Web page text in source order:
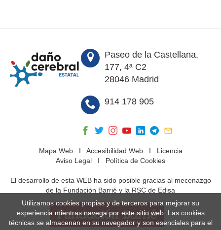
Paseo de la Castellana,
177, 4ª C2
28046 Madrid
914 178 905
Mapa WebI Accesibilidad WebI Licencia
Aviso Legal I Política de Cookies
El desarrollo de esta WEB ha sido posible gracias al mecenazgo
de la Fundación Barrié y la RSC de Edisa
Utilizamos cookies propias y de terceros para mejorar su
experiencia mientras navega por este sitio web. Las cookies
técnicas se almacenan en su navegador y son esenciales para el